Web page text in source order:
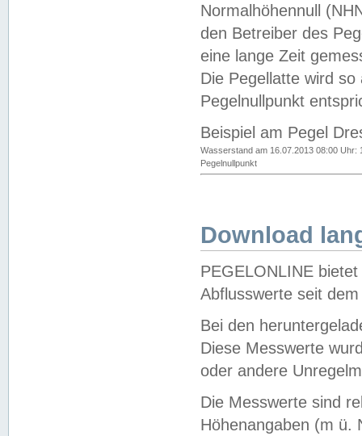
Normalhöhennull
den Betreiber des
eine lange Zeit
Die Pegellatte wird
Pegelnullpunkt
Beispiel am Pegel
Wasserstand am 16.07.2013 08:00 Uhr:
Pegelnullpunkt
Download
PEGELONLINE
Abflusswerte seit
Bei den
Diese Messwerte
oder andere
Die Messwerte sind
Höhenangaben (m ü.